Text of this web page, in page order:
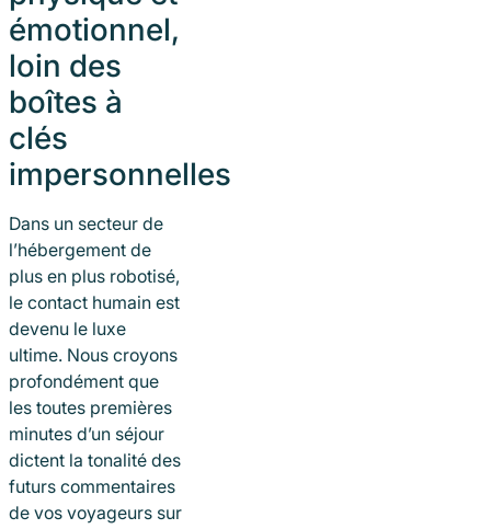
émotionnel,
loin des
boîtes à
clés
impersonnelles
Dans un secteur de
l’hébergement de
plus en plus robotisé,
le contact humain est
devenu le luxe
ultime. Nous croyons
profondément que
les toutes premières
minutes d’un séjour
dictent la tonalité des
futurs commentaires
de vos voyageurs sur